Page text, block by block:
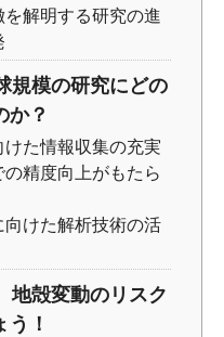
解明する研究の進
規模の研究にどの
か？
た情報収集の充実
精度向上がもたら
けた解析技術の活
地殻変動のリスク
！